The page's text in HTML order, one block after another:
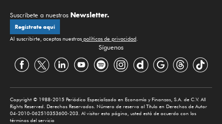
Suscríbete a nuestros Newsletter.
Regístrate aquí
Al suscribirte, aceptas nuestras políticas de privacidad.
Síguenos
Copyright © 1988-2015 Periódico Especializado en Economía y Finanzas, S.A. de C.V. All
Rights Reserved. Derechos Reservados. Número de reserva al Título en Derechos de Autor
04-2010-062510353600-203. Al visitar esta página, usted está de acuerdo con los
términos del servicio